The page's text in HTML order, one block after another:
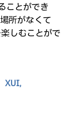
ことができ
所がなくて
しむことがで
XUI,